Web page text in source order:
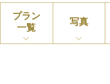
プラン
一覧
写真